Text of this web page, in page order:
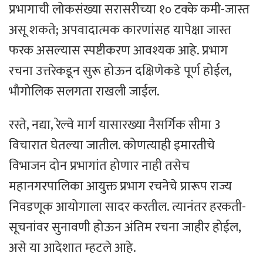
प्रभागाची लोकसंख्या सरासरीच्या १० टक्के कमी-जास्त
असू शकते; अपवादात्मक कारणांसह यापेक्षा जास्त
फरक असल्यास स्पष्टीकरण आवश्यक आहे. प्रभाग
रचना उत्तरेकडून सुरू होऊन दक्षिणेकडे पूर्ण होईल,
भौगोलिक सलगता राखली जाईल.
रस्ते, नद्या, रेल्वे मार्ग यासारख्या नैसर्गिक सीमा 3
विचारात घेतल्या जातील. कोणत्याही इमारतीचे
विभाजन दोन प्रभागांत होणार नाही तसेच
महानगरपालिका आयुक्त प्रभाग रचनेचे प्रारूप राज्य
निवडणूक आयोगाला सादर करतील. त्यानंतर हरकती-
सूचनांवर सुनावणी होऊन अंतिम रचना जाहीर होईल,
असे या आदेशात म्हटले आहे.